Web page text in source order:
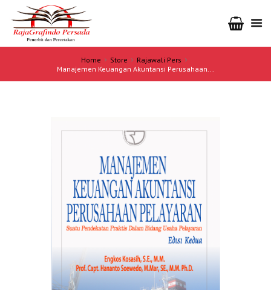
Home Store
Rajawali Pers
Manajemen Keuangan Akuntansi Perusahaan...